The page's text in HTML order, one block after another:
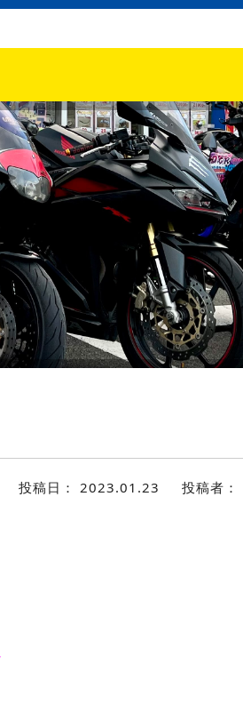
投稿日： 2023.01.23 投稿者：